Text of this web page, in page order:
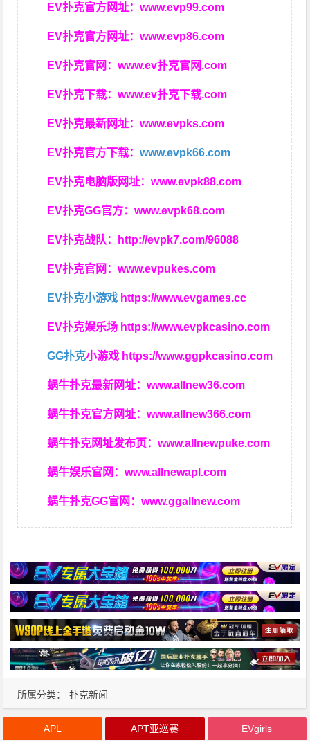
EV扑克官方网址：www.evp99.com
EV扑克官方网址：www.evp86.com
EV扑克官网：www.ev扑克官网.com
EV扑克下载：www.ev扑克下载.com
EV扑克最新网址：www.evpks.com
EV扑克官方下载：www.evpk66.com
EV扑克电脑版网址：www.evpk88.com
EV扑克GG官方：www.evpk68.com
EV扑克战队： http://evpk7.com/96088
EV扑克官网：www.evpukes.com
EV扑克小游戏 https://www.evgames.cc
EV扑克娱乐场 https://www.evpkcasino.com
GG扑克小游戏 https://www.ggpkcasino.com
蜗牛扑克最新网址：www.allnew36.com
蜗牛扑克官方网址：www.allnew366.com
蜗牛扑克网址发布页：www.allnewpuke.com
蜗牛娱乐官网：www.allnewapl.com
蜗牛扑克GG官网：www.ggallnew.com
所属分类： 扑克新闻
APL APT亚巡赛 EVgirls